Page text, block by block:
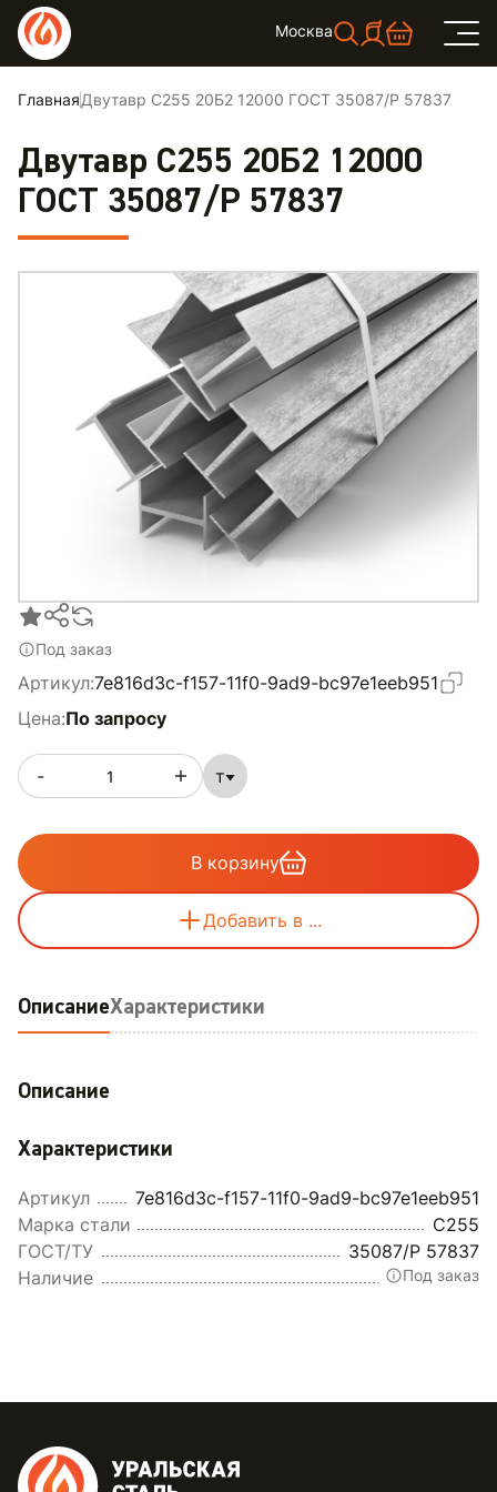
Москва
ГлавнаяДвутавр С255 20Б2 12000 ГОСТ 35087/Р 57837
Двутавр С255 20Б2 12000
ГОСТ 35087/Р 57837
Под заказ
Артикул:7e816d3c-f157-11f0-9ad9-bc97e1eeb951
Цена:По запросу
- т
В корзину
Добавить в ...
ОписаниеХарактеристики
Описание
Характеристики
Артикул
7e816d3c-f157-11f0-9ad9-bc97e1eeb951
Марка стали
С255
ГОСТ/ТУ
35087/Р 57837
Наличие
Под заказ